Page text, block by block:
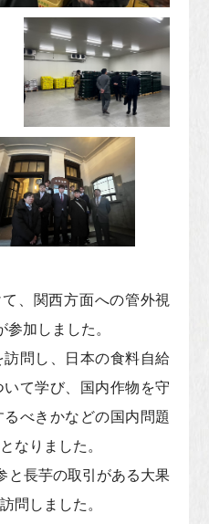
、関西方面への管外視
加しました。
問し、日本の食料自給
て学び、国内作物を守
べきかなどの国内問題
なりました。
長芋の取引がある大果
問しました。